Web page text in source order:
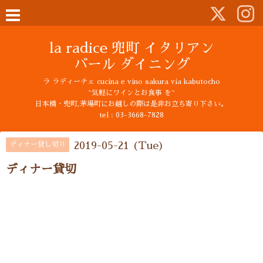
la radice 兜町 イタリアン
バール ダイニング
ラ ラディーチェ cucina e vino sakura via kabutocho
~気軽にワインとお食事 を~
日本橋・兜町,茅場町にお越しの際は是非お立ち寄り下さい。
tel : 03-3668-7828
ディナー貸し切り 2019-05-21 (Tue)
ディナー貸切